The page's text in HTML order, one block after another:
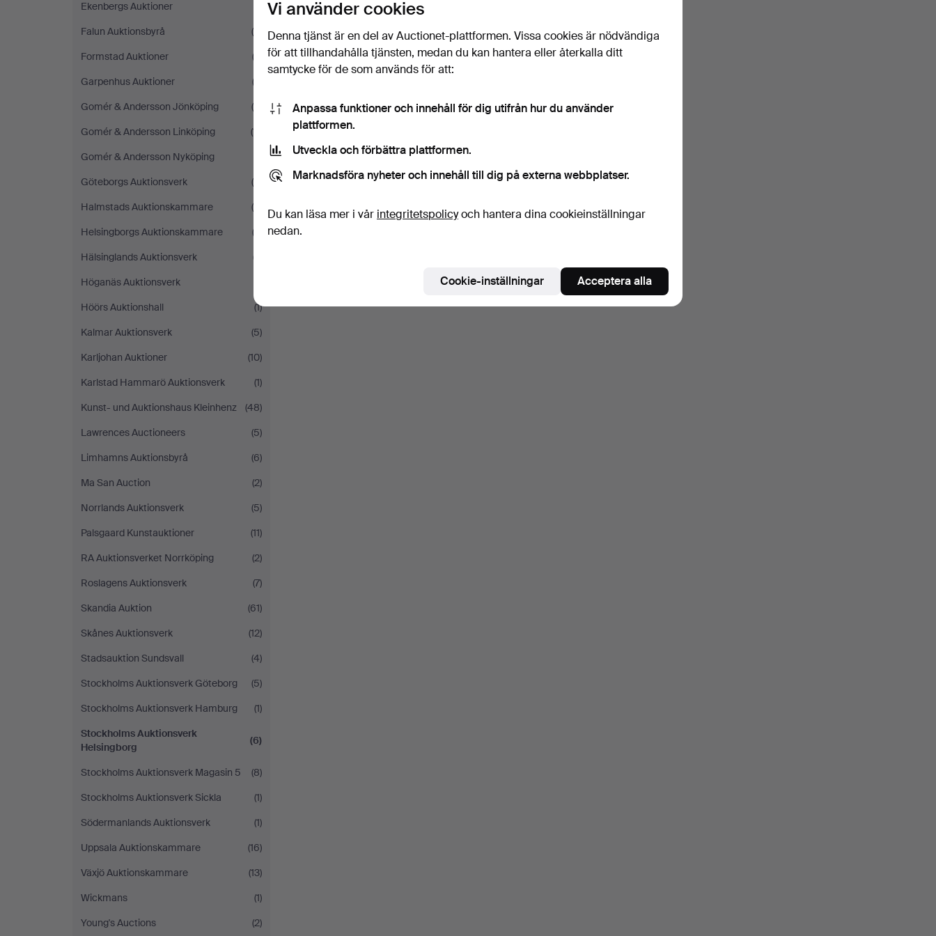
Ekenbergs Auktioner
Falun Auktionsbyrå
(8)
Formstad Auktioner
(3)
Garpenhus Auktioner
(3)
Gomér & Andersson Jönköping
(6)
Gomér & Andersson Linköping
(11)
Gomér & Andersson Nyköping
Göteborgs Auktionsverk
(9)
Halmstads Auktionskammare
(4)
Helsingborgs Auktionskammare
(3)
Hälsinglands Auktionsverk
(7)
Höganäs Auktionsverk
Höörs Auktionshall
(1)
Kalmar Auktionsverk
(5)
Karljohan Auktioner
(10)
Karlstad Hammarö Auktionsverk
(1)
Kunst- und Auktionshaus Kleinhenz
(48)
Lawrences Auctioneers
(5)
Limhamns Auktionsbyrå
(6)
Ma San Auction
(2)
Norrlands Auktionsverk
(5)
Palsgaard Kunstauktioner
(11)
RA Auktionsverket Norrköping
(2)
Roslagens Auktionsverk
(7)
Skandia Auktion
(61)
Skånes Auktionsverk
(12)
Stadsauktion Sundsvall
(4)
Stockholms Auktionsverk Göteborg
(5)
Stockholms Auktionsverk Hamburg
(1)
Stockholms Auktionsverk
Helsingborg
(6)
Stockholms Auktionsverk Magasin 5
(8)
Stockholms Auktionsverk Sickla
(1)
Södermanlands Auktionsverk
(1)
Uppsala Auktionskammare
(16)
Växjö Auktionskammare
(13)
Wickmans
(1)
Young's Auctions
(2)
Vi använder cookies
Denna tjänst är en del av Auctionet-plattformen. Vissa cookies är nödvändiga
för att tillhandahålla tjänsten, medan du kan hantera eller återkalla ditt
samtycke för de som används för att:
Anpassa funktioner och innehåll för dig utifrån hur du använder
plattformen.
Utveckla och förbättra plattformen.
Marknadsföra nyheter och innehåll till dig på externa webbplatser.
Du kan läsa mer i vår integritetspolicyoch hantera dina cookieinställningar
nedan.
Cookie-inställningar Acceptera alla